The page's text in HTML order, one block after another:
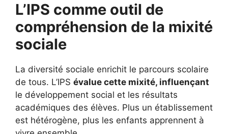
L’IPS comme outil de
compréhension de la mixité
sociale
La diversité sociale enrichit le parcours scolaire
de tous. L’IPS évalue cette mixité, influençant
le développement social et les résultats
académiques des élèves. Plus un établissement
est hétérogène, plus les enfants apprennent à